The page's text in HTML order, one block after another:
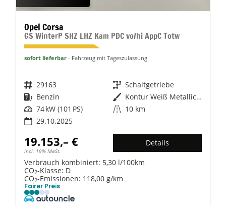
Opel Corsa
GS WinterP SHZ LHZ Kam PDC vo/hi AppC Totw
sofort lieferbar Fahrzeug mit Tageszulassung
Fahrzeugnr. 29163 Getriebe Schaltgetriebe
Kraftstoff Benzin Außenfarbe
Kontur Weiß Metallic / Dach: sch
Leistung 74 kW (101 PS) Kilometerstand 10 km
29.10.2025
19.153,– €
incl. 19% MwSt.
Details
Verbrauch kombiniert: 5,30 l/100km
CO2-Klasse: D
CO2-Emissionen: 118,00 g/km
Fairer Preis